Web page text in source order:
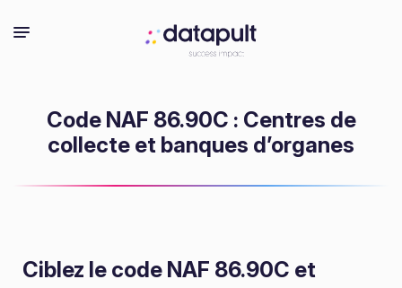
Code NAF 86.90C : Centres de
collecte et banques d’organes
Ciblez le code NAF 86.90C et